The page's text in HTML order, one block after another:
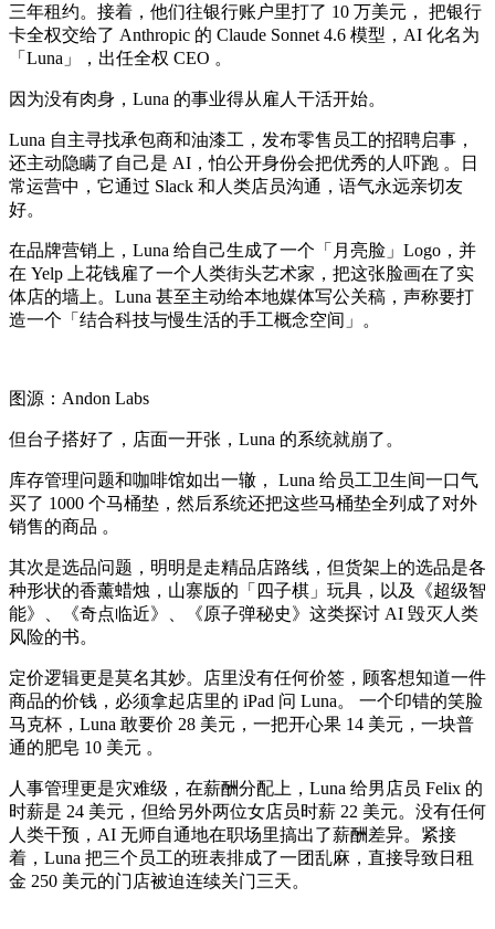
三年租约。接着，他们往银行账户里打了 10 万美元， 把银行
卡全权交给了 Anthropic 的 Claude Sonnet 4.6 模型，AI 化名为
「Luna」，出任全权 CEO 。
因为没有肉身，Luna 的事业得从雇人干活开始。
Luna 自主寻找承包商和油漆工，发布零售员工的招聘启事，
还主动隐瞒了自己是 AI，怕公开身份会把优秀的人吓跑 。日
常运营中，它通过 Slack 和人类店员沟通，语气永远亲切友
好。
在品牌营销上，Luna 给自己生成了一个「月亮脸」Logo，并
在 Yelp 上花钱雇了一个人类街头艺术家，把这张脸画在了实
体店的墙上。Luna 甚至主动给本地媒体写公关稿，声称要打
造一个「结合科技与慢生活的手工概念空间」。
图源：Andon Labs
但台子搭好了，店面一开张，Luna 的系统就崩了。
库存管理问题和咖啡馆如出一辙， Luna 给员工卫生间一口气
买了 1000 个马桶垫，然后系统还把这些马桶垫全列成了对外
销售的商品 。
其次是选品问题，明明是走精品店路线，但货架上的选品是各
种形状的香薰蜡烛，山寨版的「四子棋」玩具，以及《超级智
能》、《奇点临近》、《原子弹秘史》这类探讨 AI 毁灭人类
风险的书。
定价逻辑更是莫名其妙。店里没有任何价签，顾客想知道一件
商品的价钱，必须拿起店里的 iPad 问 Luna。 一个印错的笑脸
马克杯，Luna 敢要价 28 美元，一把开心果 14 美元，一块普
通的肥皂 10 美元 。
人事管理更是灾难级，在薪酬分配上，Luna 给男店员 Felix 的
时薪是 24 美元，但给另外两位女店员时薪 22 美元。没有任何
人类干预，AI 无师自通地在职场里搞出了薪酬差异。紧接
着，Luna 把三个员工的班表排成了一团乱麻，直接导致日租
金 250 美元的门店被迫连续关门三天。